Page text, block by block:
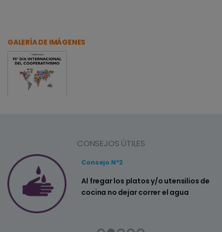
GALERÍA DE IMÁGENES
CONSEJOS ÚTILES
Consejo Nº2
Al fregar los platos y/o utensilios de
cocina no dejar correr el agua